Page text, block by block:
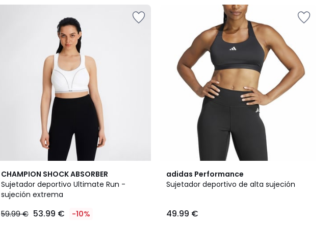
CHAMPION SHOCK ABSORBER
Sujetador deportivo Ultimate Run -
sujeción extrema
59.99 € 53.99 € -10%
3,8
/ 5
2
Colores
adidas Performance
Sujetador deportivo de alta sujeción
49.99 €
4,9
/ 5